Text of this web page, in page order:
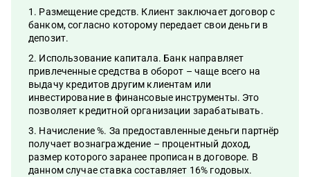
Размещение средств. Клиент заключает договор с
банком, согласно которому передает свои деньги в
депозит.
Использование капитала. Банк направляет
привлеченные средства в оборот – чаще всего на
выдачу кредитов другим клиентам или
инвестирование в финансовые инструменты. Это
позволяет кредитной организации зарабатывать.
Начисление %. За предоставленные деньги партнёр
получает вознаграждение – процентный доход,
размер которого заранее прописан в договоре. В
данном случае ставка составляет 16% годовых.